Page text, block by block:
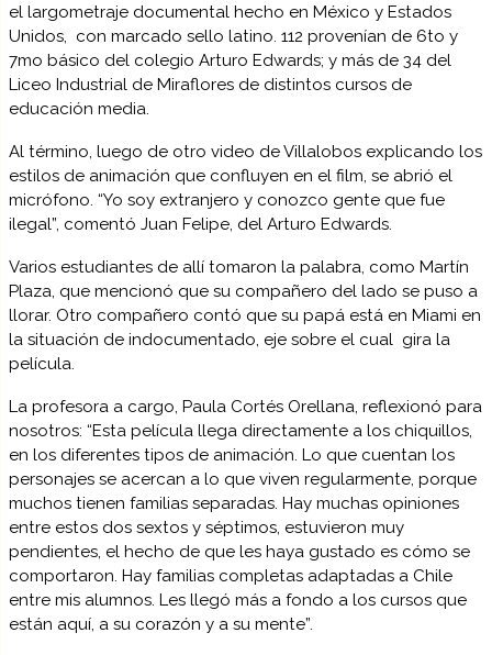
el largometraje documental hecho en México y Estados
Unidos, con marcado sello latino. 112 provenían de 6to y
7mo básico del colegio Arturo Edwards; y más de 34 del
Liceo Industrial de Miraflores de distintos cursos de
educación media.
Al término, luego de otro video de Villalobos explicando los
estilos de animación que confluyen en el film, se abrió el
micrófono. “Yo soy extranjero y conozco gente que fue
ilegal”, comentó Juan Felipe, del Arturo Edwards.
Varios estudiantes de allí tomaron la palabra, como Martín
Plaza, que mencionó que su compañero del lado se puso a
llorar. Otro compañero contó que su papá está en Miami en
la situación de indocumentado, eje sobre el cual gira la
película.
La profesora a cargo, Paula Cortés Orellana, reflexionó para
nosotros: “Esta película llega directamente a los chiquillos,
en los diferentes tipos de animación. Lo que cuentan los
personajes se acercan a lo que viven regularmente, porque
muchos tienen familias separadas. Hay muchas opiniones
entre estos dos sextos y séptimos, estuvieron muy
pendientes, el hecho de que les haya gustado es cómo se
comportaron. Hay familias completas adaptadas a Chile
entre mis alumnos. Les llegó más a fondo a los cursos que
están aquí, a su corazón y a su mente”.